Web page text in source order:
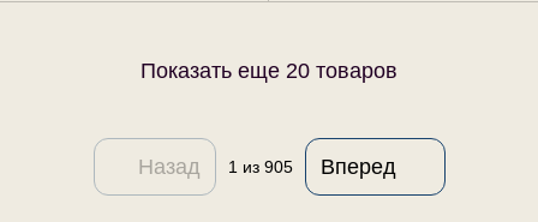
Показать еще 20 товаров
Назад 1 из 905 Вперед